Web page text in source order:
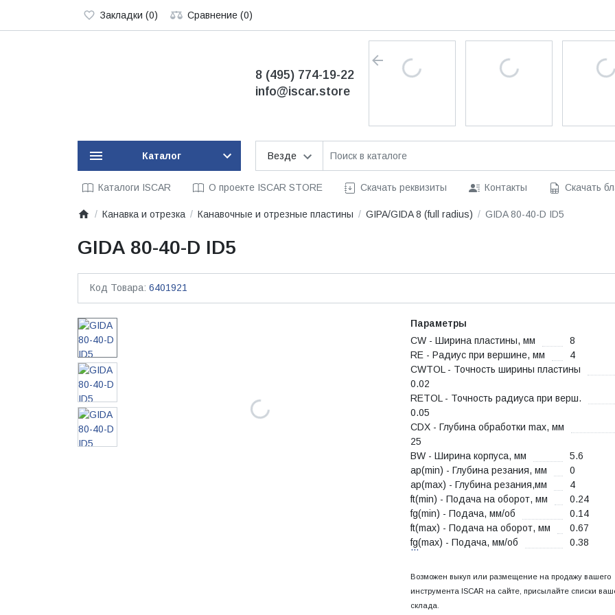
Закладки (0) Сравнение (0)
8 (495) 774-19-22
info@iscar.store
Везде
Каталог
Каталоги ISCAR О проекте ISCAR STORE Скачать реквизиты Контакты Скачать
Канавка и отрезка Канавочные и отрезные пластины GIPA/GIDA 8 (full radius) GIDA 80-40-D ID5
GIDA 80-40-D ID5
Код Товара: 6401921
Параметры
CW - Ширина пластины, мм
8
RE - Радиус при вершине, мм
4
CWTOL - Точность ширины пластины
0.02
RETOL - Точность радиуса при верш.
0.05
CDX - Глубина обработки max, мм
25
BW - Ширина корпуса, мм
5.6
ap(min) - Глубина резания, мм
0
ap(max) - Глубина резания,мм
4
ft(min) - Подача на оборот, мм
0.24
fg(min) - Подача, мм/об
0.14
ft(max) - Подача на оборот, мм
0.67
fg(max) - Подача, мм/об
0.38
...
Возможен выкуп или размещение на продажу вашего
инструмента ISCAR на сайте, присылайте списки
склада.